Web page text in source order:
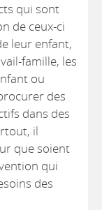
qui sont
de ceux-ci
leur enfant,
famille, les
ou
des
dans des
il
que soient
qui
des